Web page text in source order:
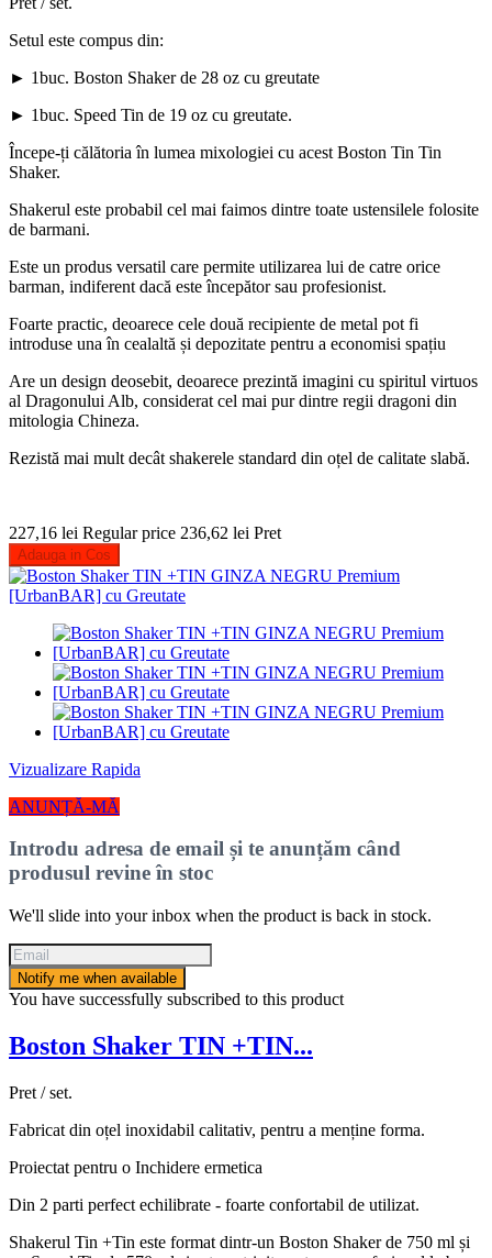
Setul este compus din:
► 1buc. Boston Shaker de 28 oz cu greutate
► 1buc. Speed Tin de 19 oz cu greutate.
Începe-ți călătoria în lumea mixologiei cu acest Boston Tin Tin
Shaker.
Shakerul este probabil cel mai faimos dintre toate ustensilele folosite
de barmani.
Este un produs versatil care permite utilizarea lui de catre orice
barman, indiferent dacă este începător sau profesionist.
Foarte practic, deoarece cele două recipiente de metal pot fi
introduse una în cealaltă și depozitate pentru a economisi spațiu
Are un design deosebit, deoarece prezintă imagini cu spiritul virtuos
al Dragonului Alb, considerat cel mai pur dintre regii dragoni din
mitologia Chineza.
Rezistă mai mult decât shakerele standard din oțel de calitate slabă.
227,16 lei Regular price 236,62 lei Pret
Adauga in Cos
Vizualizare Rapida
ANUNȚĂ-MĂ
Introdu adresa de email și te anunțăm când
produsul revine în stoc
We'll slide into your inbox when the product is back in stock.
Notify me when available
You have successfully subscribed to this product
Boston Shaker TIN +TIN...
Pret / set.
Fabricat din oțel inoxidabil calitativ, pentru a menține forma.
Proiectat pentru o Inchidere ermetica
Din 2 parti perfect echilibrate - foarte confortabil de utilizat.
Shakerul Tin +Tin este format dintr-un Boston Shaker de 750 ml și